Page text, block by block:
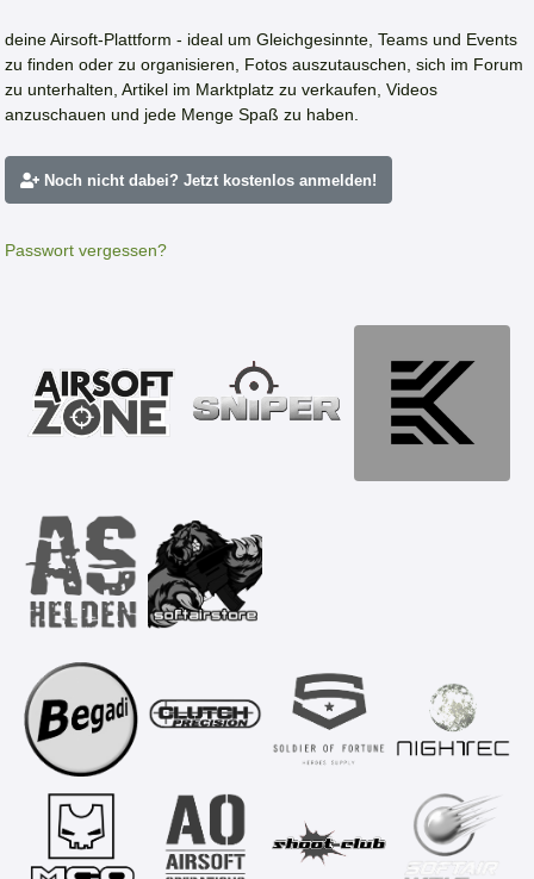
deine Airsoft-Plattform - ideal um Gleichgesinnte, Teams und Events
zu finden oder zu organisieren, Fotos auszutauschen, sich im Forum
zu unterhalten, Artikel im Marktplatz zu verkaufen, Videos
anzuschauen und jede Menge Spaß zu haben.
Noch nicht dabei? Jetzt kostenlos anmelden!
Passwort vergessen?